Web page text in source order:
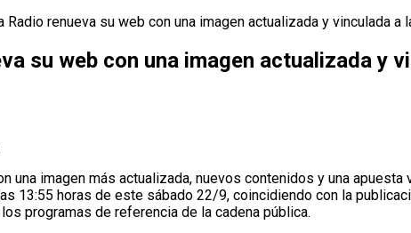
Radio renueva su web con una imagen actualizada y vinculada
su web con una imagen actualizada y
una imagen más actualizada, nuevos contenidos y una
13:55 horas de este sábado 22/9, coincidiendo con la
los programas de referencia de la cadena pública.